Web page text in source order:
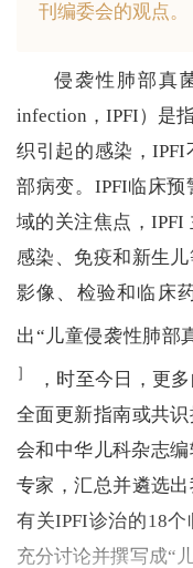
刊编委会的观点。
侵袭性肺部真
infection，IPFI）是
织引起的感染，
部病变。IPFI临床
域的关注焦点，IPFI
感染、免疫和新生
影像、检验和临床
出“儿童侵袭性肺部
］
，时至今日，更
全面更新指南或共
会和中华儿科杂志
专家，汇总并遴选
有关IPFI诊治的18个
充分讨论并撰写成“